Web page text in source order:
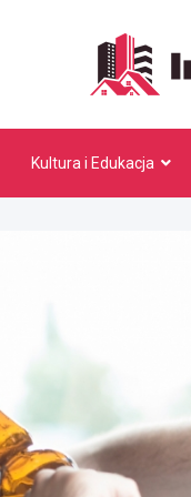
Kultura i Edukacja